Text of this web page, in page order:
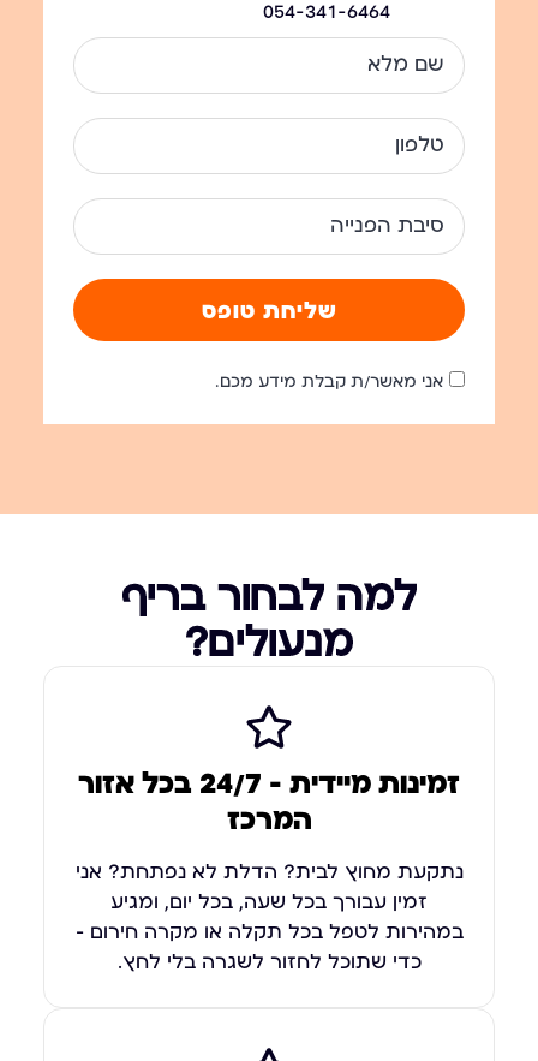
054-341-6464
אני מאשר/ת קבלת מידע מכם.
שליחת טופס
למה לבחור בריף
מנעולים?
זמינות מיידית – 24/7 בכל אזור
המרכז
נתקעת מחוץ לבית? הדלת לא נפתחת? אני
זמין עבורך בכל שעה, בכל יום, ומגיע
במהירות לטפל בכל תקלה או מקרה חירום –
כדי שתוכל לחזור לשגרה בלי לחץ.